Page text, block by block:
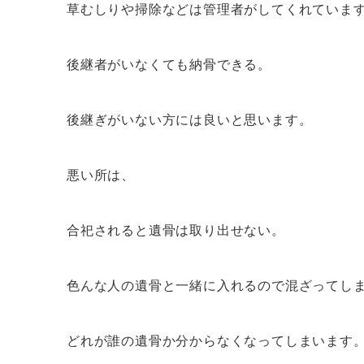
草むしりや掃除などは管理者がしてくれています
後継者がいなくても納骨できる。
後継ぎがいない方には良いと思います。
悪い所は、
合祀されると遺骨は取り出せない。
色んな人の遺骨と一緒に入れるので混ざってしま
どれが誰の遺骨か分からなくなってしまいます。